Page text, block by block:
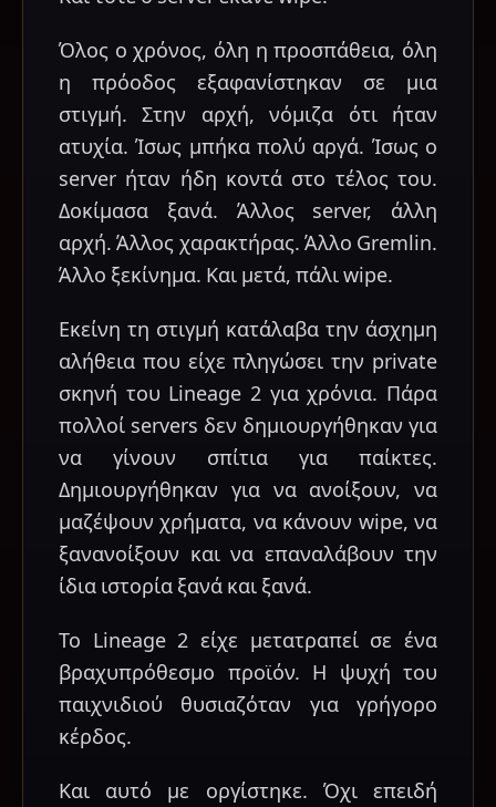
Όλος ο χρόνος, όλη η προσπάθεια, όλη
η πρόοδος εξαφανίστηκαν σε μια
στιγμή. Στην αρχή, νόμιζα ότι ήταν
ατυχία. Ίσως μπήκα πολύ αργά. Ίσως ο
server ήταν ήδη κοντά στο τέλος του.
Δοκίμασα ξανά. Άλλος server, άλλη
αρχή. Άλλος χαρακτήρας. Άλλο Gremlin.
Άλλο ξεκίνημα. Και μετά, πάλι wipe.
Εκείνη τη στιγμή κατάλαβα την άσχημη
αλήθεια που είχε πληγώσει την private
σκηνή του Lineage 2 για χρόνια. Πάρα
πολλοί servers δεν δημιουργήθηκαν για
να γίνουν σπίτια για παίκτες.
Δημιουργήθηκαν για να ανοίξουν, να
μαζέψουν χρήματα, να κάνουν wipe, να
ξανανοίξουν και να επαναλάβουν την
ίδια ιστορία ξανά και ξανά.
Το Lineage 2 είχε μετατραπεί σε ένα
βραχυπρόθεσμο προϊόν. Η ψυχή του
παιχνιδιού θυσιαζόταν για γρήγορο
κέρδος.
Και αυτό με οργίστηκε. Όχι επειδή